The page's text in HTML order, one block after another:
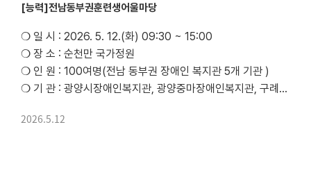
[능력]전남동부권훈련생어울마당
❍ 일 시 : 2026. 5. 12.(화) 09:30 ~ 15:00
❍ 장 소 : 순천만 국가정원
❍ 인 원 : 100여명(전남 동부권 장애인 복지관 5개 기관 )
❍ 기 관 : 광양시장애인복지관, 광양중마장애인복지관, 구례군장애인복지관, 순천시장애인종합복지관, 여수시장애인종합복지관
2026.5.12